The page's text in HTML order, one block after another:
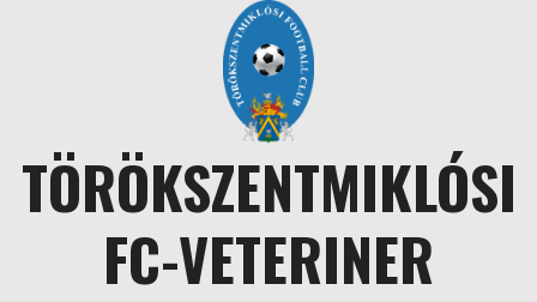
TÖRÖKSZENTMIKLÓSI
FC-VETERINER